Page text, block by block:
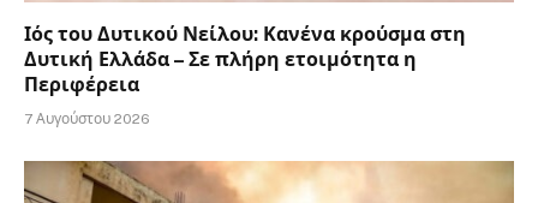
Ιός του Δυτικού Νείλου: Κανένα κρούσμα στη
Δυτική Ελλάδα – Σε πλήρη ετοιμότητα η
Περιφέρεια
7 Αυγούστου 2026